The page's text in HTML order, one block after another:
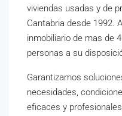
viviendas usadas y de
Cantabria desde 1992.
inmobiliario de mas de
personas a su
Garantizamos
necesidades,
eficaces y